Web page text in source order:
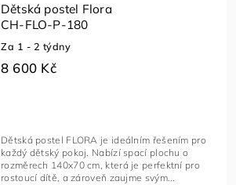
Dětská postel Flora
CH-FLO-P-180
Za 1 - 2 týdny
8 600 Kč
Dětská postel FLORA je ideálním řešením pro
každý dětský pokoj. Nabízí spací plochu o
rozměrech 140x70 cm, která je perfektní pro
rostoucí dítě, a zároveň zaujme svým...